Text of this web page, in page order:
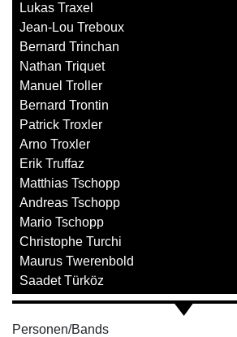
Lukas Traxel
Jean-Lou Treboux
Bernard Trinchan
Nathan Triquet
Manuel Troller
Bernard Trontin
Patrick Troxler
Arno Troxler
Erik Truffaz
Matthias Tschopp
Andreas Tschopp
Mario Tschopp
Christophe Turchi
Maurus Twerenbold
Saadet Türköz
Personen/Bands